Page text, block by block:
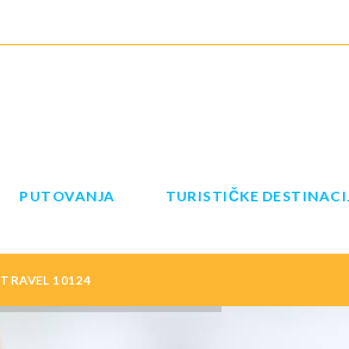
PUTOVANJA TURISTIČKE
10124